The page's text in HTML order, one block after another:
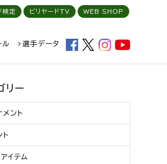
ル 選手データ
検定 ビリヤードTV WEB SHOP
リー
メント
ト
アイテム